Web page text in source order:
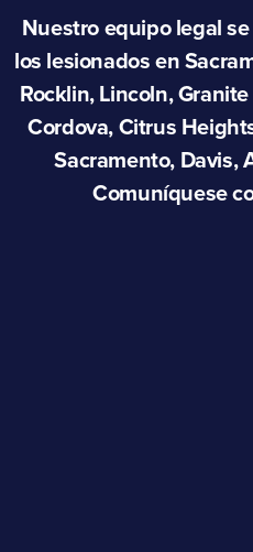
Nuestro equipo legal
los lesionados en
Rocklin, Lincoln,
Cordova, Citrus
Sacramento, Davis,
Comuníquese